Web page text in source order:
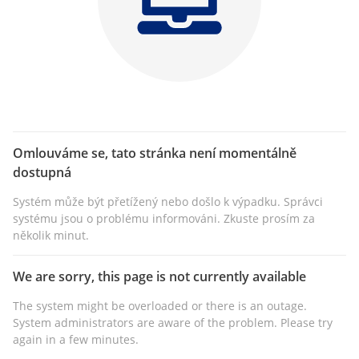
Omlouváme se, tato stránka není momentálně
dostupná
Systém může být přetížený nebo došlo k výpadku. Správci
systému jsou o problému informováni. Zkuste prosím za
několik minut.
We are sorry, this page is not currently available
The system might be overloaded or there is an outage.
System administrators are aware of the problem. Please try
again in a few minutes.